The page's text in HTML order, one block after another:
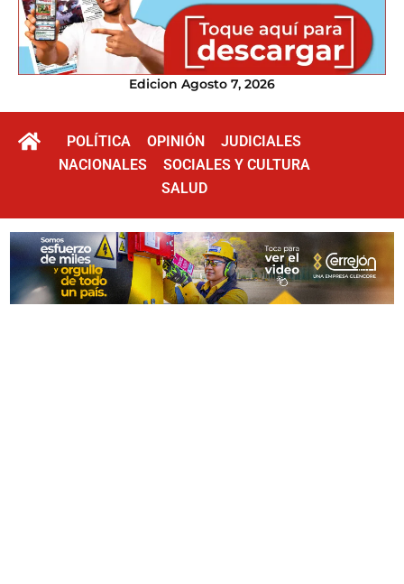
Edicion Agosto 7, 2026
POLÍTICA OPINIÓN
JUDICIALES
NACIONALES
SOCIALES Y CULTURA
SALUD